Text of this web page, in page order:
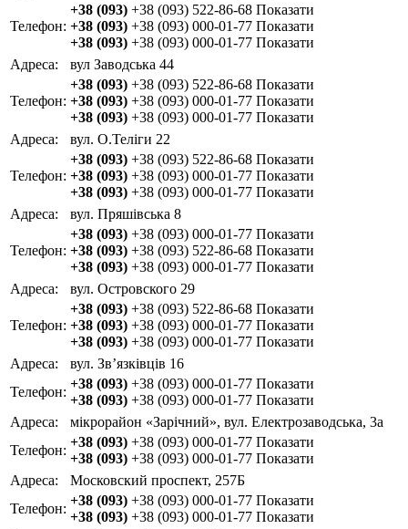
Телефон:
+38 (093) +38 (093) 522-86-68 Показати
+38 (093) +38 (093) 000-01-77 Показати
+38 (093) +38 (093) 000-01-77 Показати
Адреса:
вул Заводська 44
Телефон:
+38 (093) +38 (093) 522-86-68 Показати
+38 (093) +38 (093) 000-01-77 Показати
+38 (093) +38 (093) 000-01-77 Показати
Адреса:
вул. О.Теліги 22
Телефон:
+38 (093) +38 (093) 522-86-68 Показати
+38 (093) +38 (093) 000-01-77 Показати
+38 (093) +38 (093) 000-01-77 Показати
Адреса:
вул. Пряшівська 8
Телефон:
+38 (093) +38 (093) 000-01-77 Показати
+38 (093) +38 (093) 522-86-68 Показати
+38 (093) +38 (093) 000-01-77 Показати
Адреса:
вул. Островского 29
Телефон:
+38 (093) +38 (093) 522-86-68 Показати
+38 (093) +38 (093) 000-01-77 Показати
+38 (093) +38 (093) 000-01-77 Показати
Адреса:
вул. Зв’язківців 16
Телефон:
+38 (093) +38 (093) 000-01-77 Показати
+38 (093) +38 (093) 000-01-77 Показати
Адреса:
мікрорайон «Зарічний», вул. Електрозаводська, 3а
Телефон:
+38 (093) +38 (093) 000-01-77 Показати
+38 (093) +38 (093) 000-01-77 Показати
Адреса:
Московский проспект, 257Б
Телефон:
+38 (093) +38 (093) 000-01-77 Показати
+38 (093) +38 (093) 000-01-77 Показати